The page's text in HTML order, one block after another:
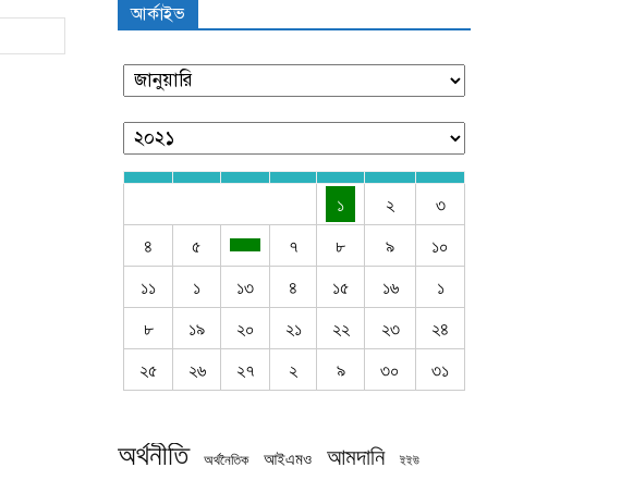
আর্কাইভ
১ ২
৩
৪
৫ ৭ ৮ ৯
১০
১১
১ ১৩ ৪ ১৫ ১৬
১
৮
১৯ ২০ ২১ ২২ ২৩
২৪
২৫
২৬ ২৭ ২ ৯ ৩০ ৩১
অর্থনীতি অর্থনৈতিক আইএমও আমদানি ইইউ